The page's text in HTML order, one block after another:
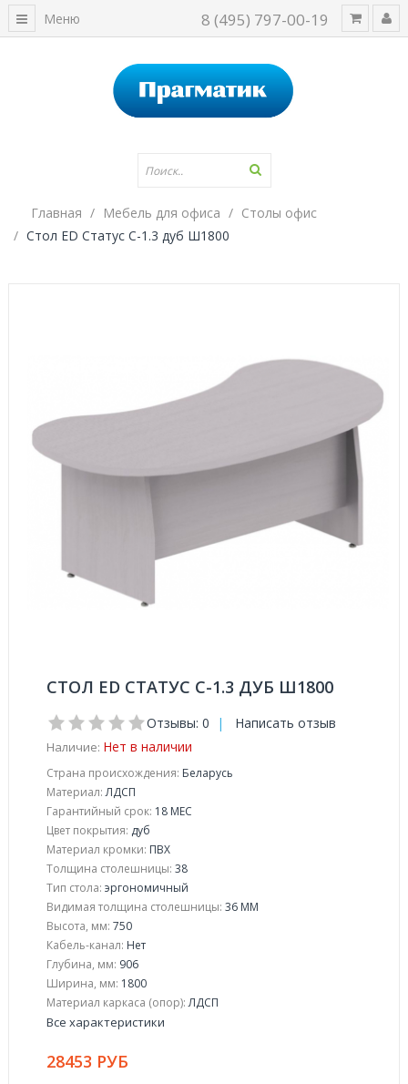
8 (495) 797-00-19
Меню
Главная Мебель для офиса
Столы офис
Стол ED Статус С-1.3 дуб Ш1800
СТОЛ ED СТАТУС С-1.3 ДУБ Ш1800
Отзывы: 0 | Написать отзыв
Наличие: Нет в наличии
Страна происхождения: Беларусь
Материал:ЛДСП
Гарантийный срок: 18 МЕС
Цвет покрытия: дуб
Материал кромки: ПВХ
Толщина столешницы: 38
Тип стола: эргономичный
Видимая толщина столешницы: 36 ММ
Высота, мм: 750
Кабель-канал: Нет
Глубина, мм: 906
Ширина, мм: 1800
Материал каркаса (опор):ЛДСП
Все характеристики
28453 РУБ